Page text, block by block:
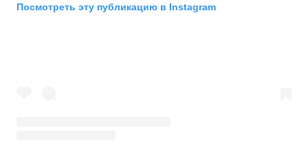
Посмотреть эту публикацию в Instagram